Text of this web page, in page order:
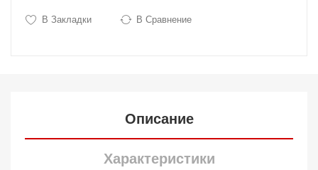
В Закладки В Сравнение
Описание
Характеристики